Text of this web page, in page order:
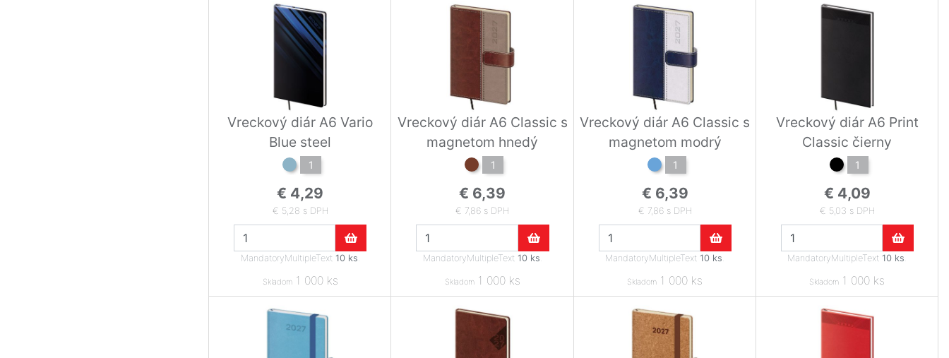
Vreckový diár A6 Vario
Blue steel
1
€ 4,29
€ 5,28 s DPH
MandatoryMultipleText 10 ks.
Skladom1 000 ks
Vreckový diár A6 Classic s
magnetom hnedý
1
€ 6,39
€ 7,86 s DPH
MandatoryMultipleText 10 ks.
Skladom1 000 ks
Vreckový diár A6 Classic s
magnetom modrý
1
€ 6,39
€ 7,86 s DPH
MandatoryMultipleText10 ks.
Skladom 1 000 ks
Vreckový diár A6 Print
Classic čierny
1
€ 4,09
€ 5,03 s DPH
MandatoryMultipleText10 ks.
Skladom 1 000 ks